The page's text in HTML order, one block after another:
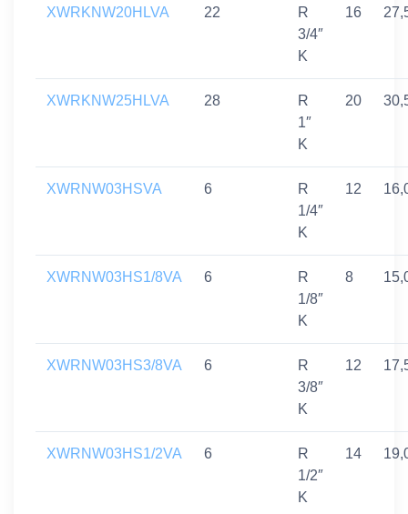
XWRKNW20HLVA 22
R
3/4″
K
16
XWRKNW25HLVA 28
R
1″
K
20
XWRNW03HSVA 6
R
1/4″
K
12
XWRNW03HS1/8VA 6
R
1/8″
K
8
XWRNW03HS3/8VA 6
R
3/8″
K
12
XWRNW03HS1/2VA 6
R
1/2″
K
14